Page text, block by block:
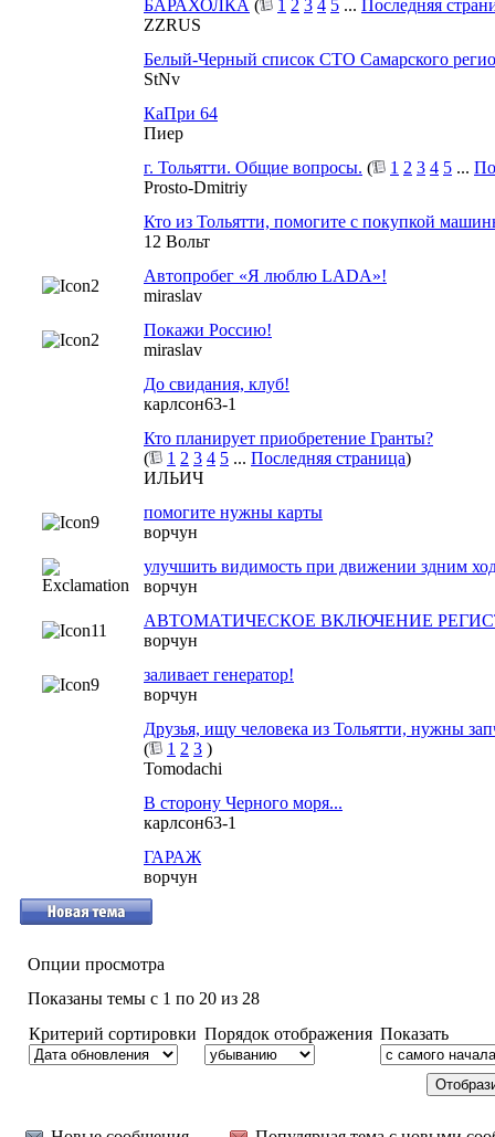
БАРАХОЛКА ( 1 2 3 4 5 ... Последняя
ZZRUS
Белый-Черный список СТО Самарского
StNv
КаПри 64
Пиер
г. Тольятти. Общие вопросы. ( 1 2 3 4 5 ...
Prosto-Dmitriy
Кто из Тольятти, помогите с покупкой
12 Вольт
Автопробег «Я люблю LADA»!
miraslav
Покажи Россию!
miraslav
До свидания, клуб!
карлсон63-1
Кто планирует приобретение Гранты?
(
1 2 3 4 5 ... Последняя страница)
ИЛЬИЧ
помогите нужны карты
ворчун
улучшить видимость при движении здним
ворчун
АВТОМАТИЧЕСКОЕ ВКЛЮЧЕНИЕ
ворчун
заливает генератор!
ворчун
Друзья, ищу человека из Тольятти, нужны
(
1 2 3 )
Tomodachi
В сторону Черного моря...
карлсон63-1
ГАРАЖ
ворчун
Опции просмотра
Показаны темы с 1 по 20 из 28
Критерий сортировки Порядок отображения Показать